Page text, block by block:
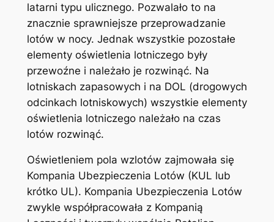
latarni typu ulicznego. Pozwalało to na
znacznie sprawniejsze przeprowadzanie
lotów w nocy. Jednak wszystkie pozostałe
elementy oświetlenia lotniczego były
przewoźne i należało je rozwinąć. Na
lotniskach zapasowych i na DOL (drogowych
odcinkach lotniskowych) wszystkie elementy
oświetlenia lotniczego należało na czas
lotów rozwinąć.
Oświetleniem pola wzlotów zajmowała się
Kompania Ubezpieczenia Lotów (KUL lub
krótko UL). Kompania Ubezpieczenia Lotów
zwykle współpracowała z Kompanią